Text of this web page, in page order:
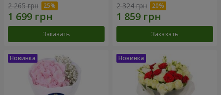
2 265 грн
Заказать
2 324 грн
Заказать